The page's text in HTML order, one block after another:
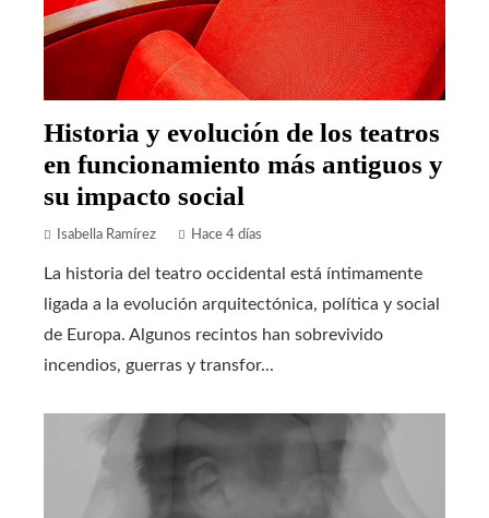
Historia y evolución de los teatros
en funcionamiento más antiguos y
su impacto social
Isabella Ramírez Hace 4 días
La historia del teatro occidental está íntimamente
ligada a la evolución arquitectónica, política y social
de Europa. Algunos recintos han sobrevivido
incendios, guerras y transfor...